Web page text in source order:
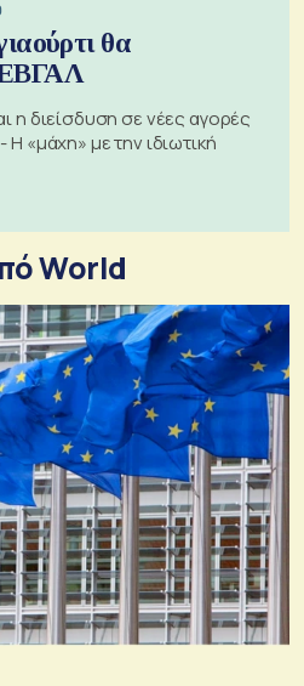
θα
η διείσδυση σε νέες αγορές
Η «μάχη» με την ιδιωτική
World